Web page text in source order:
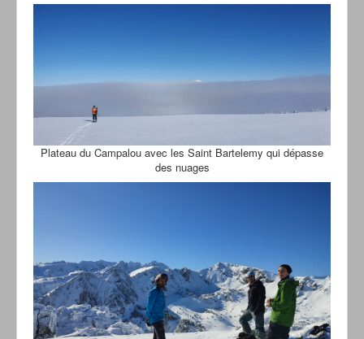
Plateau du Campalou avec les Saint Bartelemy qui dépasse
des nuages